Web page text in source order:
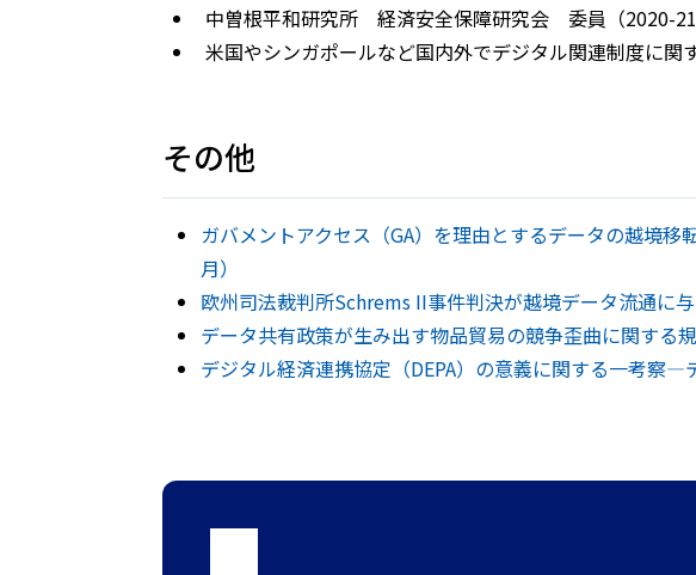
中曽根平和研究所 経済安全保障研究会 委員（2020-21
米国やシンガポールなど国内外でデジタル関連制度に関
その他
ガバメントアクセス（GA）を理由とするデータの越境
月）
欧州司法裁判所Schrems II事件判決が越境データ流通に
データ共有政策が生み出す物品貿易の競争歪曲に関す
デジタル経済連携協定（DEPA）の意義に関する一考察